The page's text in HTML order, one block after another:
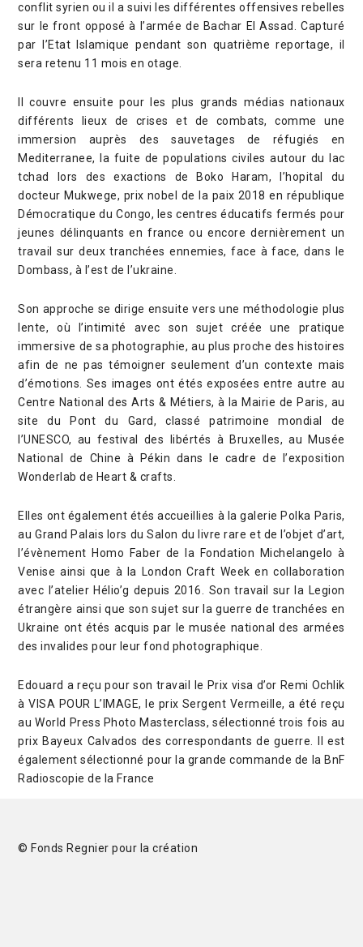
conflit syrien ou il a suivi les différentes offensives rebelles
sur le front opposé à l’armée de Bachar El Assad. Capturé
par l’Etat Islamique pendant son quatrième reportage, il
sera retenu 11 mois en otage.
Il couvre ensuite pour les plus grands médias nationaux
différents lieux de crises et de combats, comme une
immersion auprès des sauvetages de réfugiés en
Mediterranee, la fuite de populations civiles autour du lac
tchad lors des exactions de Boko Haram, l’hopital du
docteur Mukwege, prix nobel de la paix 2018 en république
Démocratique du Congo, les centres éducatifs fermés pour
jeunes délinquants en france ou encore dernièrement un
travail sur deux tranchées ennemies, face à face, dans le
Dombass, à l’est de l’ukraine.
Son approche se dirige ensuite vers une méthodologie plus
lente, où l’intimité avec son sujet créée une pratique
immersive de sa photographie, au plus proche des histoires
afin de ne pas témoigner seulement d’un contexte mais
d’émotions. Ses images ont étés exposées entre autre au
Centre National des Arts & Métiers, à la Mairie de Paris, au
site du Pont du Gard, classé patrimoine mondial de
l’UNESCO, au festival des libértés à Bruxelles, au Musée
National de Chine à Pékin dans le cadre de l’exposition
Wonderlab de Heart & crafts.
Elles ont également étés accueillies à la galerie Polka Paris,
au Grand Palais lors du Salon du livre rare et de l’objet d’art,
l’évènement Homo Faber de la Fondation Michelangelo à
Venise ainsi que à la London Craft Week en collaboration
avec l’atelier Hélio’g depuis 2016. Son travail sur la Legion
étrangère ainsi que son sujet sur la guerre de tranchées en
Ukraine ont étés acquis par le musée national des armées
des invalides pour leur fond photographique.
Edouard a reçu pour son travail le Prix visa d’or Remi Ochlik
à VISA POUR L’IMAGE, le prix Sergent Vermeille, a été reçu
au World Press Photo Masterclass, sélectionné trois fois au
prix Bayeux Calvados des correspondants de guerre. Il est
également sélectionné pour la grande commande de la BnF
Radioscopie de la France
© Fonds Regnier pour la création